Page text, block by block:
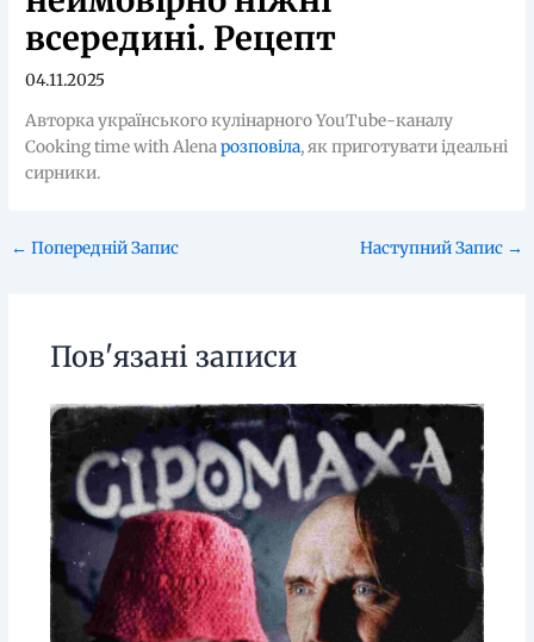
всередині. Рецепт
04.11.2025
Авторка українського кулінарного YouTube-каналу
Cooking time with Alenaрозповіла, як приготувати ідеальні
сирники.
← Попередній Запис Наступний Запис →
Пов'язані записи